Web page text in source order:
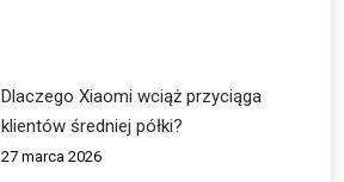
Dlaczego Xiaomi wciąż przyciąga
klientów średniej półki?
27 marca 2026